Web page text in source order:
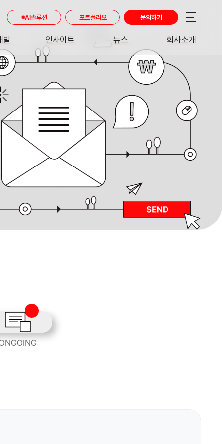
발 인사이트
INSIGHT
뉴스
NEWS
회사소개
AI솔루션 포트폴리오 문의하기